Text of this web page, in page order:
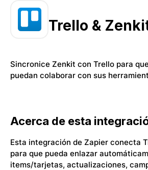
Trello &
Sincronice Zenkit con Trello para
puedan colaborar con sus
Acerca de esta
Esta integración de Zapier conecta
para que pueda enlazar
items/tarjetas, actualizaciones,